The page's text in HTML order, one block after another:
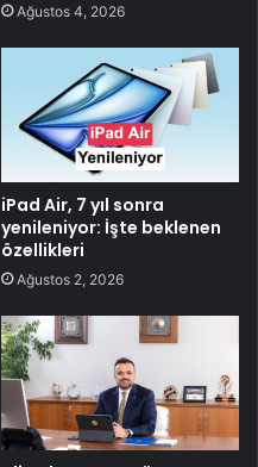
Ağustos 4, 2026
iPad Air, 7 yıl sonra
yenileniyor: İşte beklenen
özellikleri
Ağustos 2, 2026